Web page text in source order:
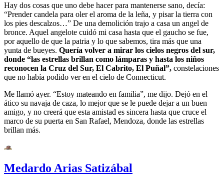
Hay dos cosas que uno debe hacer para mantenerse sano, decía:
“Prender candela para oler el aroma de la leña, y pisar la tierra con
los pies descalzos…” De una demolición trajo a casa un angel de
bronce. Aquel angelote cuidó mi casa hasta que el gaucho se fue,
por aquello de que la patria y lo que sabemos, tira más que una
yunta de bueyes. Quería volver a mirar los cielos negros del sur,
donde “las estrellas brillan como lámparas y hasta los niños
reconocen la Cruz del Sur, El Cabrito, El Puñal”, constelaciones
que no había podido ver en el cielo de Connecticut.
Me llamó ayer. “Estoy mateando en familia”, me dijo. Dejó en el
ático su navaja de caza, lo mejor que se le puede dejar a un buen
amigo, y no creerá que esta amistad es sincera hasta que cruce el
marco de su puerta en San Rafael, Mendoza, donde las estrellas
brillan más.
Medardo Arias Satizábal